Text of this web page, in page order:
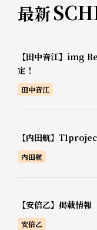
最新
【田中音江】img
定！
田中音江
【内田航】
内田航
【安倍乙】掲載情
安倍乙